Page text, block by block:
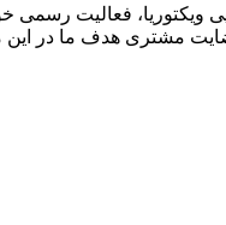
ویکتوریا، فعالیت
مشتری هدف ما در